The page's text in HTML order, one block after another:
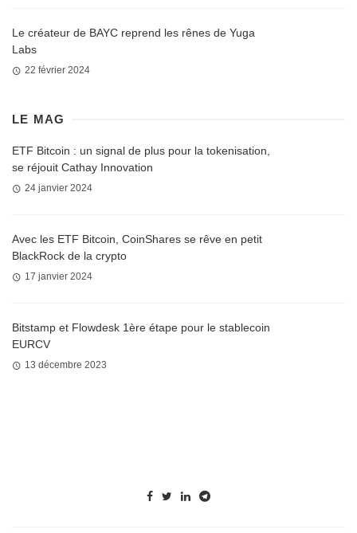
Le créateur de BAYC reprend les rênes de Yuga
Labs
22 février 2024
LE MAG
ETF Bitcoin : un signal de plus pour la tokenisation,
se réjouit Cathay Innovation
24 janvier 2024
Avec les ETF Bitcoin, CoinShares se rêve en petit
BlackRock de la crypto
17 janvier 2024
Bitstamp et Flowdesk 1ère étape pour le stablecoin
EURCV
13 décembre 2023